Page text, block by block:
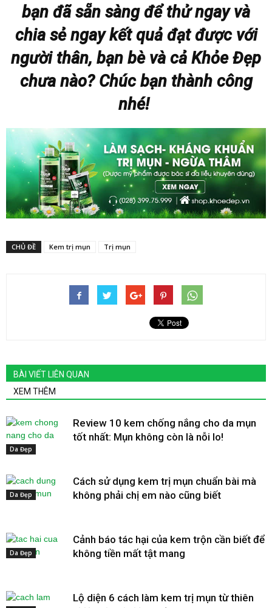
bạn đã sẵn sàng để thử ngay và
chia sẻ ngay kết quả đạt được với
người thân, bạn bè và cả Khỏe Đẹp
chưa nào? Chúc bạn thành công
nhé!
CHỦ ĐỀ Kem trị mụn Trị mụn
BÀI VIẾT LIÊN QUAN
XEM THÊM
Da Đẹp
Review 10 kem chống nắng cho da mụn
tốt nhất: Mụn không còn là nỗi lo!
Da Đẹp
Cách sử dụng kem trị mụn chuẩn bài mà
không phải chị em nào cũng biết
Da Đẹp
Cảnh báo tác hại của kem trộn cần biết để
không tiền mất tật mang
Lộ diện 6 cách làm kem trị mụn từ thiên